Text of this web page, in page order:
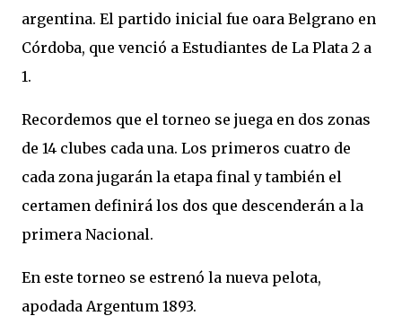
argentina. El partido inicial fue oara Belgrano en
Córdoba, que venció a Estudiantes de La Plata 2 a
1.
Recordemos que el torneo se juega en dos zonas
de 14 clubes cada una. Los primeros cuatro de
cada zona jugarán la etapa final y también el
certamen definirá los dos que descenderán a la
primera Nacional.
En este torneo se estrenó la nueva pelota,
apodada Argentum 1893.